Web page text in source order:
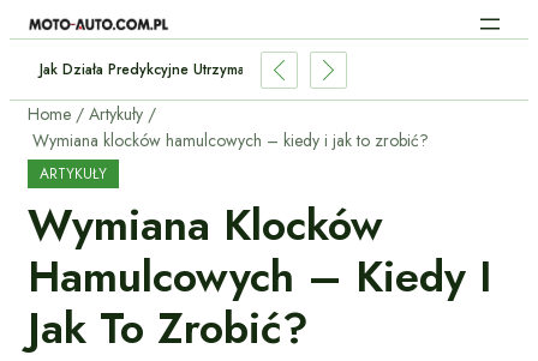
Baterii W Używanym Elektryku?
Home
Artykuły
Wymiana klocków hamulcowych – kiedy i jak to zrobić?
ARTYKUŁY
Wymiana Klocków
Hamulcowych – Kiedy I
Jak To Zrobić?